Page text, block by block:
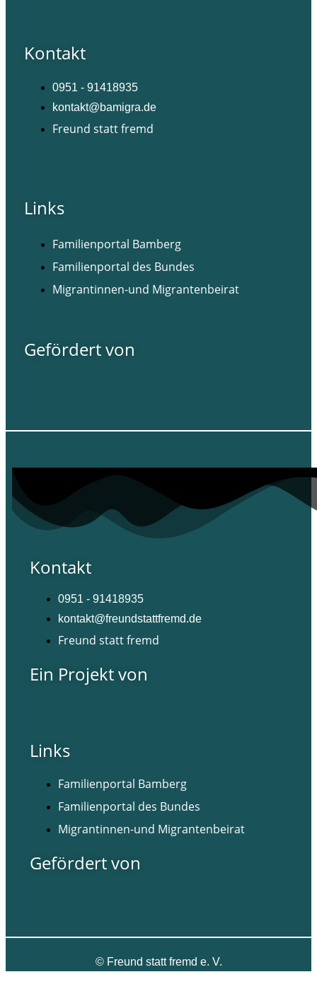
Kontakt
0951 - 91418935
kontakt@bamigra.de
Freund statt fremd
Links
Familienportal Bamberg
Familienportal des Bundes
Migrantinnen-und Migrantenbeirat
Gefördert von
Kontakt
0951 - 91418935
kontakt@freundstattfremd.de
Freund statt fremd
Ein Projekt von
Links
Familienportal Bamberg
Familienportal des Bundes
Migrantinnen-und Migrantenbeirat
Gefördert von
©Freund statt fremd e. V.